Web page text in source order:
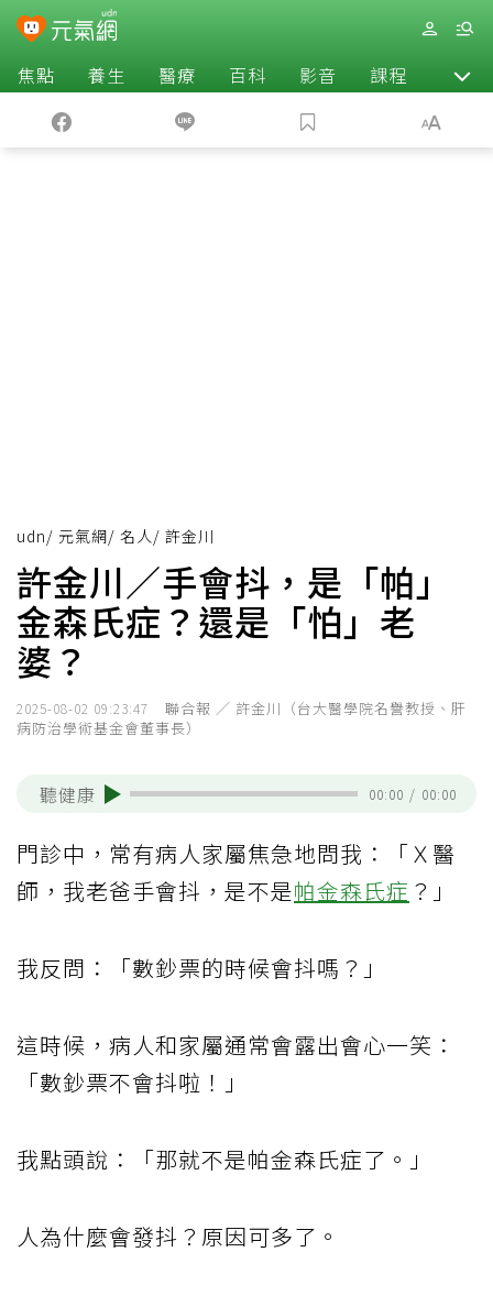
焦點 養生 醫療 百科 影音 課程 退休
udn/ 元氣網/ 名人/ 許金川
許金川／手會抖，是「帕」
金森氏症？還是「怕」老
婆？
2025-08-02 09:23:47
聯合報 ／ 許金川（台大醫學院名譽教授、肝
病防治學術基金會董事長）
聽健康 00:00 / 00:00
門診中，常有病人家屬焦急地問我：「Ｘ醫
師，我老爸手會抖，是不是帕金森氏症 ？」
我反問：「數鈔票的時候會抖嗎？」
這時候，病人和家屬通常會露出會心一笑：
「數鈔票不會抖啦！」
我點頭說：「那就不是帕金森氏症了。」
人為什麼會發抖？原因可多了。